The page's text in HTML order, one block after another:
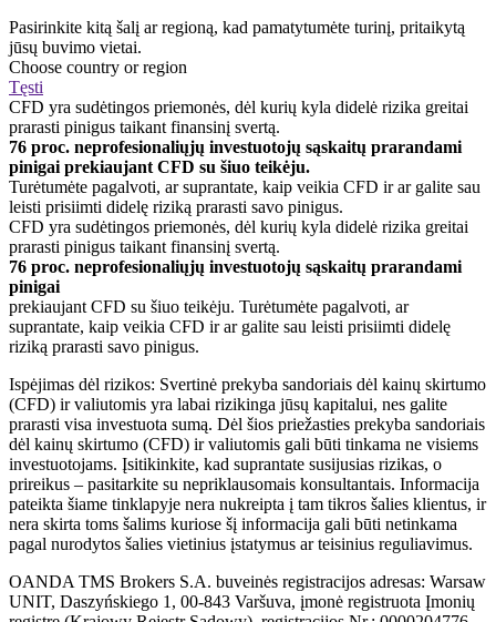
Pasirinkite kitą šalį ar regioną, kad pamatytumėte turinį, pritaikytą
jūsų buvimo vietai.
Choose country or region
Tęsti
CFD yra sudėtingos priemonės, dėl kurių kyla didelė rizika greitai
prarasti pinigus taikant finansinį svertą.
76 proc. neprofesionaliųjų investuotojų sąskaitų prarandami
pinigai prekiaujant CFD su šiuo teikėju.
Turėtumėte pagalvoti, ar suprantate, kaip veikia CFD ir ar galite sau
leisti prisiimti didelę riziką prarasti savo pinigus.
CFD yra sudėtingos priemonės, dėl kurių kyla didelė rizika greitai
prarasti pinigus taikant finansinį svertą.
76 proc. neprofesionaliųjų investuotojų sąskaitų prarandami
pinigai
prekiaujant CFD su šiuo teikėju. Turėtumėte pagalvoti, ar
suprantate, kaip veikia CFD ir ar galite sau leisti prisiimti didelę
riziką prarasti savo pinigus.
Ispėjimas dėl rizikos: Svertinė prekyba sandoriais dėl kainų skirtumo
(CFD) ir valiutomis yra labai rizikinga jūsų kapitalui, nes galite
prarasti visa investuota sumą. Dėl šios priežasties prekyba sandoriais
dėl kainų skirtumo (CFD) ir valiutomis gali būti tinkama ne visiems
investuotojams. Įsitikinkite, kad suprantate susijusias rizikas, o
prireikus – pasitarkite su nepriklausomais konsultantais. Informacija
pateikta šiame tinklapyje nera nukreipta į tam tikros šalies klientus, ir
nera skirta toms šalims kuriose šį informacija gali būti netinkama
pagal nurodytos šalies vietinius įstatymus ar teisinius reguliavimus.
OANDA TMS Brokers S.A. buveinės registracijos adresas: Warsaw
UNIT, Daszyńskiego 1, 00-843 Varšuva, įmonė registruota Įmonių